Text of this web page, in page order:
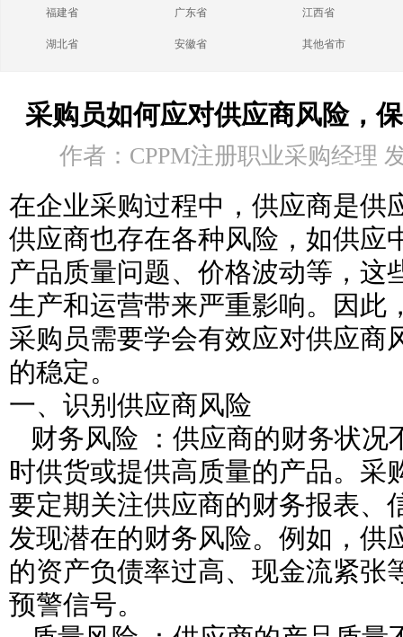
福建省 广东省 江西省
湖北省 安徽省 其他省市
采购员如何应对供应商风险，
作者：CPPM注册职业采购经理
在企业采购过程中，供应商是供
供应商也存在各种风险，如供应
产品质量问题、价格波动等，这
生产和运营带来严重影响。因此
采购员需要学会有效应对供应商
的稳定。
一、识别供应商风险
财务风险 ：供应商的财务状况
时供货或提供高质量的产品。采
要定期关注供应商的财务报表、
发现潜在的财务风险。例如，供
的资产负债率过高、现金流紧张
预警信号。